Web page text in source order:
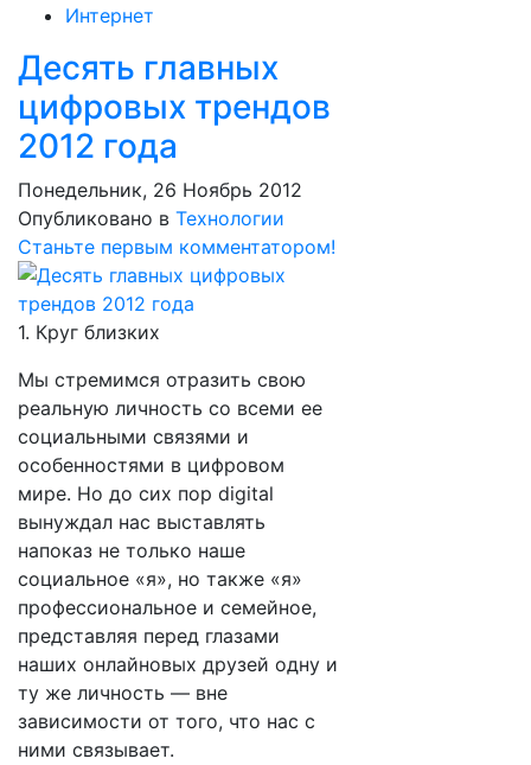
Интернет
Десять главных
цифровых трендов
2012 года
Понедельник, 26 Ноябрь 2012
Опубликовано в Технологии
Станьте первым комментатором!
1. Круг близких
Мы стремимся отразить свою
реальную личность со всеми ее
социальными связями и
особенностями в цифровом
мире. Но до сих пор digital
вынуждал нас выставлять
напоказ не только наше
социальное «я», но также «я»
профессиональное и семейное,
представляя перед глазами
наших онлайновых друзей одну и
ту же личность — вне
зависимости от того, что нас с
ними связывает.